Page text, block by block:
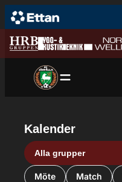
Hoppa till innehåll
Hoppa
till
innehåll
Kalender
Grupp
Aktivitetstyp
Möte Match